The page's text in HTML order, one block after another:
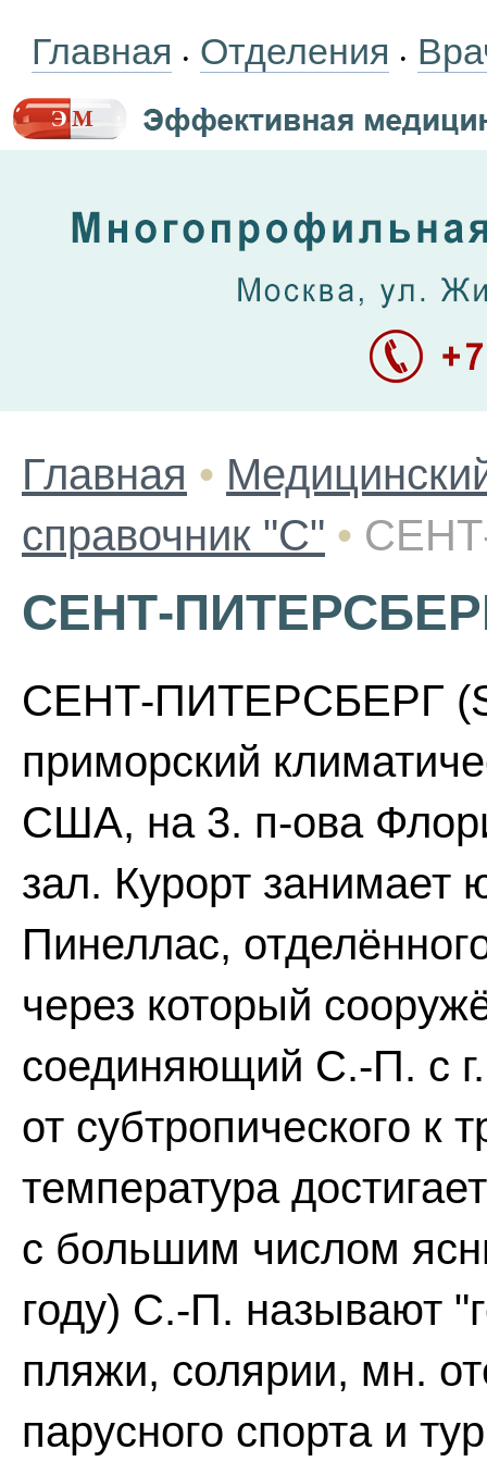
Главная • Отделения •
Главная •
справочник "С" •
СЕНТ-
СЕНТ-ПИТЕРСБЕРГ
приморский
США, на 3. п-ова
зал. Курорт занимает
Пинеллас,
через который
соединяющий С.-П. с
от субтропического к
температура
с большим числом
году) С.-П. называют
пляжи, солярии, мн.
парусного спорта и